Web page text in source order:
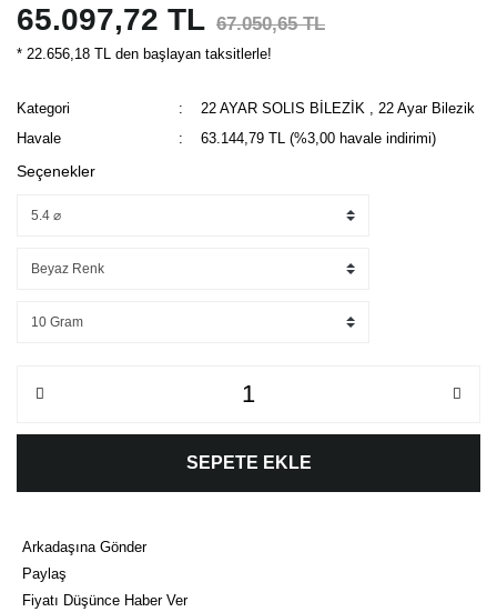
65.097,72 TL 67.050,65 TL
* 22.656,18 TL den başlayan taksitlerle!
Kategori 22 AYAR SOLIS BİLEZİK
22 Ayar Bilezik
Havale
63.144,79 TL (%3,00 havale indirimi)
Seçenekler
SEPETE EKLE
Arkadaşına Gönder
Paylaş
Fiyatı Düşünce Haber Ver